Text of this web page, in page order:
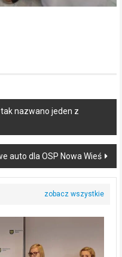
nazwano jeden z
auto dla OSP Nowa Wieś